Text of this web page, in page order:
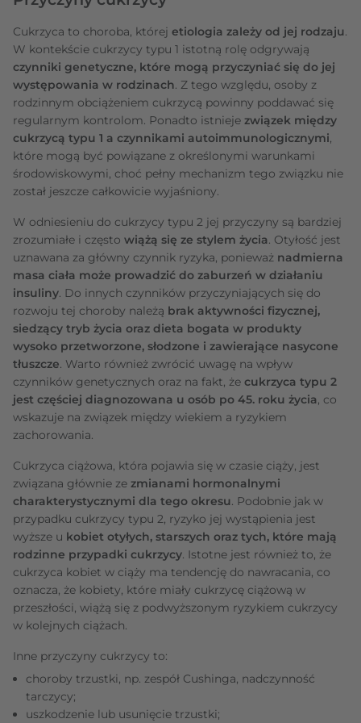
Cukrzyca to choroba, której etiologia zależy od jej rodzaju.
W kontekście cukrzycy typu 1 istotną rolę odgrywają
czynniki genetyczne, które mogą przyczyniać się do jej
występowania w rodzinach. Z tego względu, osoby z
rodzinnym obciążeniem cukrzycą powinny poddawać się
regularnym kontrolom. Ponadto istnieje związek między
cukrzycą typu 1 a czynnikami autoimmunologicznymi,
które mogą być powiązane z określonymi warunkami
środowiskowymi, choć pełny mechanizm tego związku nie
został jeszcze całkowicie wyjaśniony.
W odniesieniu do cukrzycy typu 2 jej przyczyny są bardziej
zrozumiałe i często wiążą się ze stylem życia. Otyłość jest
uznawana za główny czynnik ryzyka, ponieważ nadmierna
masa ciała może prowadzić do zaburzeń w działaniu
insuliny. Do innych czynników przyczyniających się do
rozwoju tej choroby należą brak aktywności fizycznej,
siedzący tryb życia oraz dieta bogata w produkty
wysoko przetworzone, słodzone i zawierające nasycone
tłuszcze. Warto również zwrócić uwagę na wpływ
czynników genetycznych oraz na fakt, że cukrzyca typu 2
jest częściej diagnozowana u osób po 45. roku życia, co
wskazuje na związek między wiekiem a ryzykiem
zachorowania.
Cukrzyca ciążowa, która pojawia się w czasie ciąży, jest
związana głównie ze zmianami hormonalnymi
charakterystycznymi dla tego okresu. Podobnie jak w
przypadku cukrzycy typu 2, ryzyko jej wystąpienia jest
wyższe u kobiet otyłych, starszych oraz tych, które mają
rodzinne przypadki cukrzycy. Istotne jest również to, że
cukrzyca kobiet w ciąży ma tendencję do nawracania, co
oznacza, że kobiety, które miały cukrzycę ciążową w
przeszłości, wiążą się z podwyższonym ryzykiem cukrzycy
w kolejnych ciążach.
Inne przyczyny cukrzycy to:
choroby trzustki, np. zespół Cushinga, nadczynność
tarczycy;
uszkodzenie lub usunięcie trzustki;